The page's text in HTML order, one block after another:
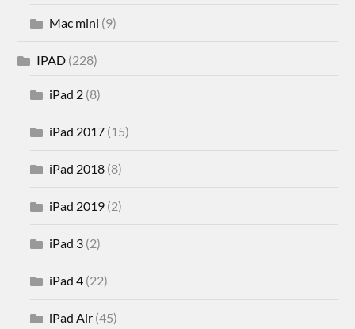
Mac mini (9)
IPAD (228)
iPad 2 (8)
iPad 2017 (15)
iPad 2018 (8)
iPad 2019 (2)
iPad 3 (2)
iPad 4 (22)
iPad Air (45)